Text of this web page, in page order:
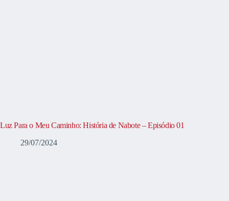
Luz Para o Meu Caminho: História de Nabote – Episódio 01
29/07/2024